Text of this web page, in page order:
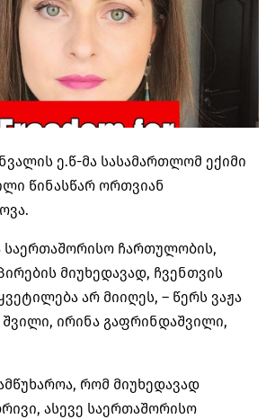
ე.წ-მა სასამართლომ ექიმი
წინასწარ ორთვიან
საერთაშორისო ჩართულობის,
მიუხედავად, ჩვენთვის
არ მიიღეს, – წერს ვაჟა
ირინა გაფრინდაშვილი,
რომ მიუხედავად
ასევე საერთაშორისო